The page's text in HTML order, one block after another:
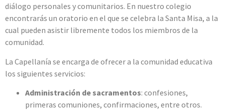
diálogo personales y comunitarios. En nuestro colegio
encontrarás un oratorio en el que se celebra la Santa Misa, a la
cual pueden asistir libremente todos los miembros de la
comunidad.
La Capellanía se encarga de ofrecer a la comunidad educativa
los siguientes servicios:
Administración de sacramentos: confesiones,
primeras comuniones, confirmaciones, entre otros.